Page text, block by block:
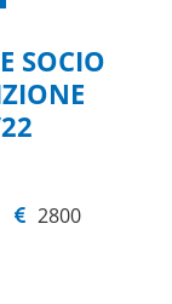
SOCIO
2800